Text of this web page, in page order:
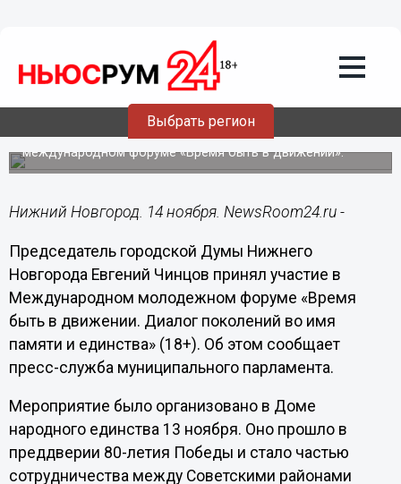
Выбрать регион
Евгений Чинцов назвал молодёжь
ключевым звеном в передаче памяти
о Победе
Спикер нижегородской Гордумы выступил на
международном форуме «Время быть в движении».
Нижний Новгород. 14 ноября. NewsRoom24.ru -
Председатель городской Думы Нижнего
Новгорода Евгений Чинцов принял участие в
Международном молодежном форуме «Время
быть в движении. Диалог поколений во имя
памяти и единства» (18+). Об этом сообщает
пресс-служба муниципального парламента.
Мероприятие было организовано в Доме
народного единства 13 ноября. Оно прошло в
преддверии 80-летия Победы и стало частью
сотрудничества между Советскими районами